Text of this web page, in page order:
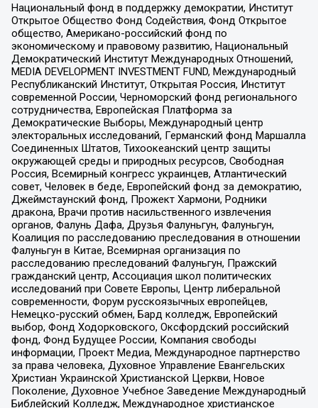
Национальный фонд в поддержку демократии, Институт
Открытое Общество Фонд Содействия, Фонд Открытое
общество, Американо-российский фонд по
экономическому и правовому развитию, Национальный
Демократический Институт Международных Отношений,
MEDIA DEVELOPMENT INVESTMENT FUND, Международный
Республиканский Институт, Открытая Россия, Институт
современной России, Черноморский фонд регионального
сотрудничества, Европейская Платформа за
Демократические Выборы, Международный центр
электоральных исследований, Германский фонд Маршалла
Соединенных Штатов, Тихоокеанский центр защиты
окружающей среды и природных ресурсов, Свободная
Россия, Всемирный конгресс украинцев, Атлантический
совет, Человек в беде, Европейский фонд за демократию,
Джеймстаунский фонд, Прожект Хармони, Родники
дракона, Врачи против насильственного извлечения
органов, Фалунь Дафа, Друзья Фалуньгун, Фалуньгун,
Коалиция по расследованию преследования в отношении
Фалуньгун в Китае, Всемирная организация по
расследованию преследований Фалуньгун, Пражский
гражданский центр, Ассоциация школ политических
исследований при Совете Европы, Центр либеральной
современности, Форум русскоязычных европейцев,
Немецко-русский обмен, Бард колледж, Европейский
выбор, Фонд Ходорковского, Оксфордский российский
фонд, Фонд Будущее России, Компания свободы
информации, Проект Медиа, Международное партнерство
за права человека, Духовное Управление Евангельских
Христиан Украинской Христианской Церкви, Новое
Поколение, Духовное Учебное Заведение Международный
Библейский Колледж, Международное христианское